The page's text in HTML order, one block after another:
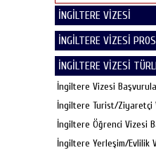
İNGİLTERE VİZESİ
İNGİLTERE VİZESİ
İNGİLTERE VİZESİ
İngiltere Vizesi
İngiltere Turist/Ziyaretçi
İngiltere Öğrenci Vizesi
İngiltere Yerleşim/Evlilik